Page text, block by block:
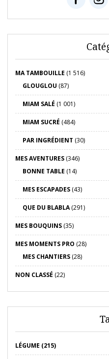
MA TAMBOUILLE (1 516)
GLOUGLOU (87)
MIAM SALÉ (1 001)
MIAM SUCRÉ (484)
PAR INGRÉDIENT (30)
MES AVENTURES (346)
BONNE TABLE (14)
MES ESCAPADES (43)
QUE DU BLABLA(291)
MES BOUQUINS (35)
MES MOMENTS PRO (28)
MES CHANTIERS (28)
NON CLASSÉ (22)
LÉGUME (215)